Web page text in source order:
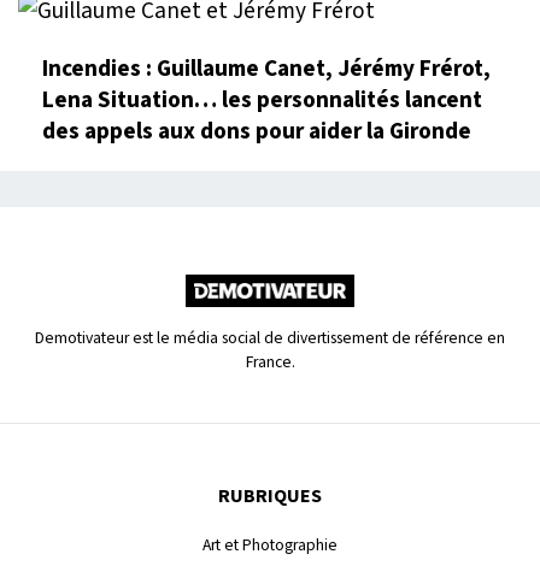
Incendies : Guillaume Canet, Jérémy Frérot,
Lena Situation… les personnalités lancent
des appels aux dons pour aider la Gironde
Demotivateur est le média social de divertissement de référence en
France.
RUBRIQUES
Art et Photographie